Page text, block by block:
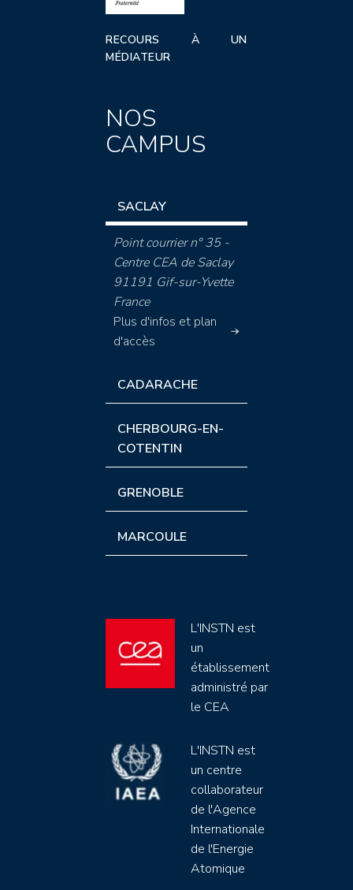
RECOURS À UN
MÉDIATEUR
NOS
CAMPUS
SACLAY
Point courrier n° 35 -
Centre CEA de Saclay
91191 Gif-sur-Yvette
France
Plus d'infos et plan
d'accès
CADARACHE
CHERBOURG-EN-
COTENTIN
GRENOBLE
MARCOULE
L'INSTN est
un
établissement
administré par
le CEA
L'INSTN est
un centre
collaborateur
de l'Agence
Internationale
de l'Energie
Atomique